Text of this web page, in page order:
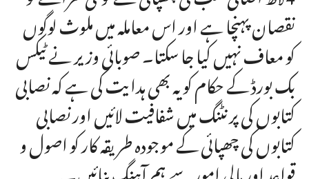
نقصان پہنچا ہے اور اس معاملہ میں ملوث لوگوں
کو معاف نہیں کیا جا سکتا۔ صوبائی وزیر نے ٹیکس
بک بورڈ کے حکام کو یہ بھی ہدایت کی ہے کہ نصابی
کتابوں کی پرنٹنگ میں شفافیت لائیں اور نصابی
کتابوں کی چھپائی کے موجودہ طریقہ کار کو اصول و